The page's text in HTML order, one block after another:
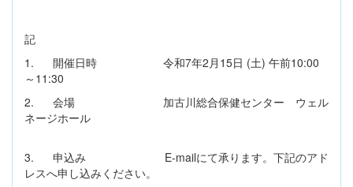
記
1. 開催日時 令和7年2月15日 (土) 午前10:00
～11:30
2. 会場 加古川総合保健センター ウェル
ネージホール
3. 申込み E-mailにて承ります。下記のアド
レスへ申し込みください。